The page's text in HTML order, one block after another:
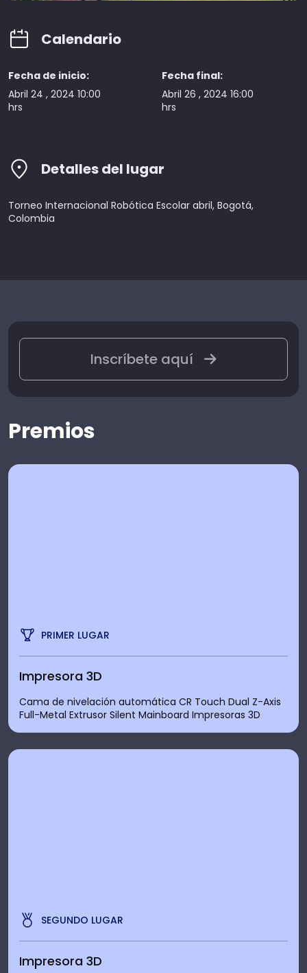
Calendario
Fecha de inicio:
Abril 24 , 2024 10:00
hrs
Fecha final:
Abril 26 , 2024 16:00
hrs
Detalles del lugar
Torneo Internacional Robótica Escolar abril, Bogotá,
Colombia
Inscríbete aquí
Premios
PRIMER LUGAR
Impresora 3D
Cama de nivelación automática CR Touch Dual Z-Axis
Full-Metal Extrusor Silent Mainboard Impresoras 3D
SEGUNDO LUGAR
Impresora 3D